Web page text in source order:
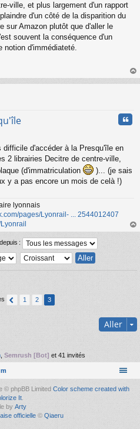
ville, et plus largement d'un rapport
d'un côté de la disparition du
sur Amazon plutôt que d'aller le
souvent la conséquence d'un
notion d'immédiateté.
au
d'accéder à la Presqu'île en
2 librairies Decitre de centre-ville,
(d'immatriculation
)... (je sais
y a pas encore un mois de celà !)
lyonnais
pages/Lyonrail- ... 2544012407
Lyonrail
au
:
1 2 3
Aller
Semrush [Bot] et 41 invités
© phpBB Limited Color scheme created with
It
by Arty
officielle © Qiaeru